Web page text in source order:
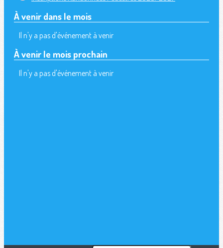
À venir dans le mois
Il n'y a pas d'événement à venir
À venir le mois prochain
Il n'y a pas d'événement à venir